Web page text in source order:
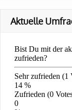
Aktuelle